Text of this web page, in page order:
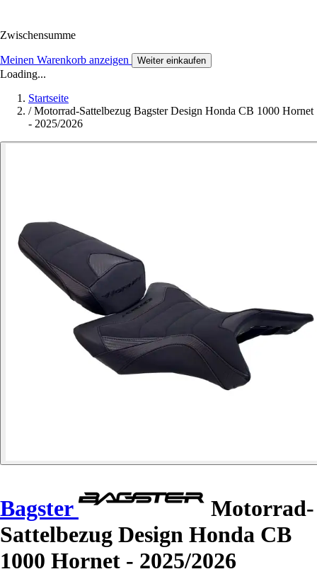
Zwischensumme
Meinen Warenkorb anzeigen Weiter einkaufen
Loading...
Startseite
/ Motorrad-Sattelbezug Bagster Design Honda CB 1000 Hornet
- 2025/2026
Bagster
Motorrad-
Sattelbezug Design Honda CB
1000 Hornet - 2025/2026